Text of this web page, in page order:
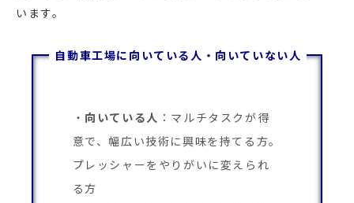
います。
自動車工場に向いている人・向いていない人
向いている人 ：マルチタスクが得
意で、幅広い技術に興味を持てる方。
プレッシャーをやりがいに変えられ
る方